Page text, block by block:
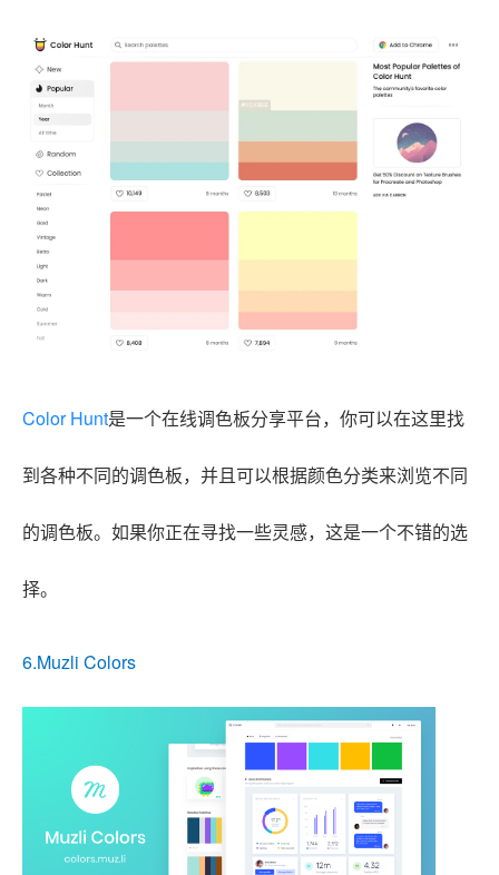
Color Hunt是一个在线调色板分享平台，你可以在这里找
到各种不同的调色板，并且可以根据颜色分类来浏览不同
的调色板。如果你正在寻找一些灵感，这是一个不错的选
择。
6.Muzli Colors